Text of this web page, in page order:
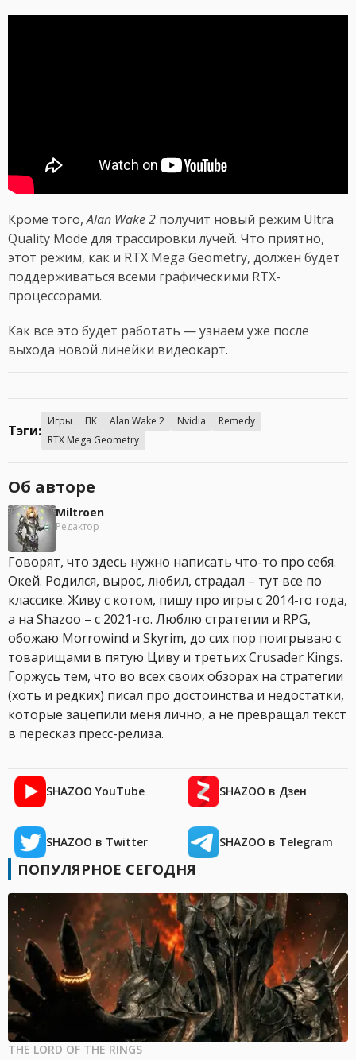
Кроме того,Alan Wake 2 получит новый режим Ultra
Quality Mode для трассировки лучей. Что приятно,
этот режим, как и RTX Mega Geometry, должен будет
поддерживаться всеми графическими RTX-
процессорами.
Как все это будет работать — узнаем уже после
выхода новой линейки видеокарт.
Тэги:
Игры ПК Alan Wake 2 Nvidia
Remedy
RTX Mega Geometry
Об авторе
Miltroen
Редактор
Говорят, что здесь нужно написать что-то про себя.
Окей. Родился, вырос, любил, страдал – тут все по
классике. Живу с котом, пишу про игры с 2014-го года,
а на Shazoo – с 2021-го. Люблю стратегии и RPG,
обожаю Morrowind и Skyrim, до сих пор поигрываю с
товарищами в пятую Циву и третьих Crusader Kings.
Горжусь тем, что во всех своих обзорах на стратегии
(хоть и редких) писал про достоинства и недостатки,
которые зацепили меня лично, а не превращал текст
в пересказ пресс-релиза.
SHAZOO YouTube SHAZOO в Дзен
SHAZOO в Twitter SHAZOO в Telegram
ПОПУЛЯРНОЕ СЕГОДНЯ
THE LORD OF THE RINGS